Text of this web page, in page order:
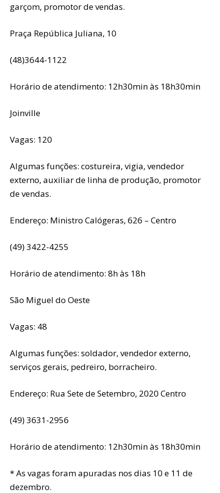
garçom, promotor de vendas.
Praça República Juliana, 10
(48)3644-1122
Horário de atendimento: 12h30min às 18h30min
Joinville
Vagas: 120
Algumas funções: costureira, vigia, vendedor
externo, auxiliar de linha de produção, promotor
de vendas.
Endereço: Ministro Calógeras, 626 – Centro
(49) 3422-4255
Horário de atendimento: 8h às 18h
São Miguel do Oeste
Vagas: 48
Algumas funções: soldador, vendedor externo,
serviços gerais, pedreiro, borracheiro.
Endereço: Rua Sete de Setembro, 2020 Centro
(49) 3631-2956
Horário de atendimento: 12h30min às 18h30min
* As vagas foram apuradas nos dias 10 e 11 de
dezembro.